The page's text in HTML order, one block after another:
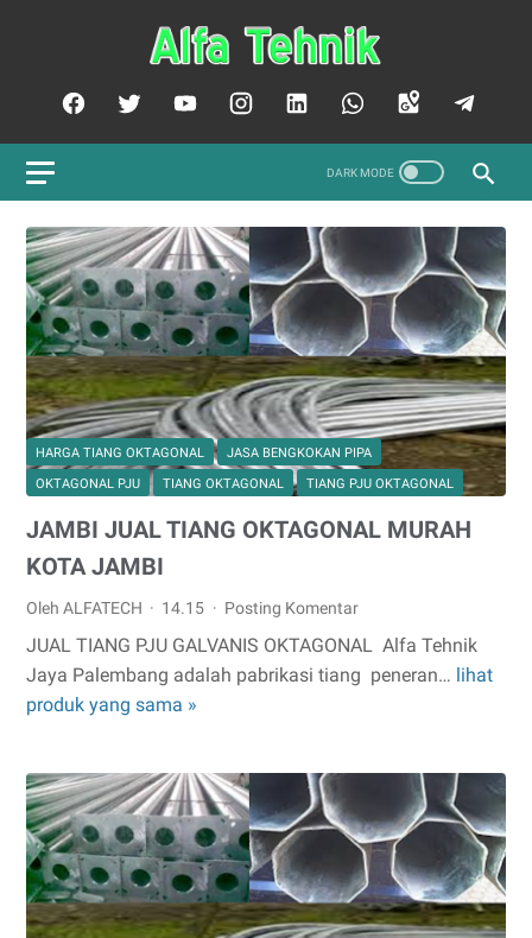
HARGA TIANG OKTAGONAL
JASA BENGKOKAN PIPA
OKTAGONAL PJU
TIANG OKTAGONAL TIANG PJU OKTAGONAL
JAMBI JUAL TIANG OKTAGONAL MURAH
KOTA JAMBI
Oleh ALFATECH 14.15 Posting Komentar
JUAL TIANG PJU GALVANIS OKTAGONAL Alfa Tehnik
Jaya Palembang adalah pabrikasi tiang peneran… lihat
produk yang sama »
JAMBI
OKTAGONAL
MURAH
KOTA
JAMBI